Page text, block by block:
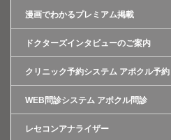
漫画でわかるプレミアム掲載
ドクターズインタビューのご案内
クリニック予約システム アポクル予約
WEB問診システム アポクル問診
レセコンアナライザー